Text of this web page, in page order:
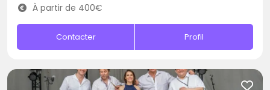
À partir de 400€
Contacter Profil